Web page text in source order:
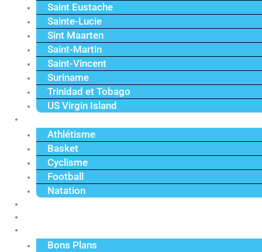
Saint Eustache
Sainte-Lucie
Sint Maarten
Saint-Martin
Saint-Vincent
Suriname
Trinidad et Tobago
US Virgin Island
Athlétisme
Basket
Cyclisme
Football
Natation
Bons Plans